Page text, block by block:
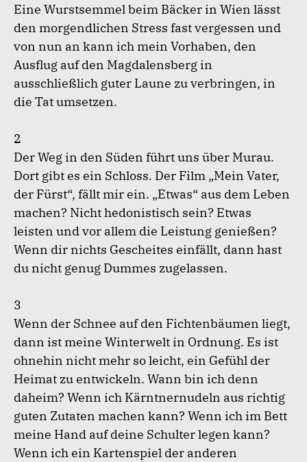
Eine Wurstsemmel beim Bäcker in Wien lässt
den morgendlichen Stress fast vergessen und
von nun an kann ich mein Vorhaben, den
Ausflug auf den Magdalensberg in
ausschließlich guter Laune zu verbringen, in
die Tat umsetzen.
2
Der Weg in den Süden führt uns über Murau.
Dort gibt es ein Schloss. Der Film „Mein Vater,
der Fürst“, fällt mir ein. „Etwas“ aus dem Leben
machen? Nicht hedonistisch sein? Etwas
leisten und vor allem die Leistung genießen?
Wenn dir nichts Gescheites einfällt, dann hast
du nicht genug Dummes zugelassen.
3
Wenn der Schnee auf den Fichtenbäumen liegt,
dann ist meine Winterwelt in Ordnung. Es ist
ohnehin nicht mehr so leicht, ein Gefühl der
Heimat zu entwickeln. Wann bin ich denn
daheim? Wenn ich Kärntnernudeln aus richtig
guten Zutaten machen kann? Wenn ich im Bett
meine Hand auf deine Schulter legen kann?
Wenn ich ein Kartenspiel der anderen